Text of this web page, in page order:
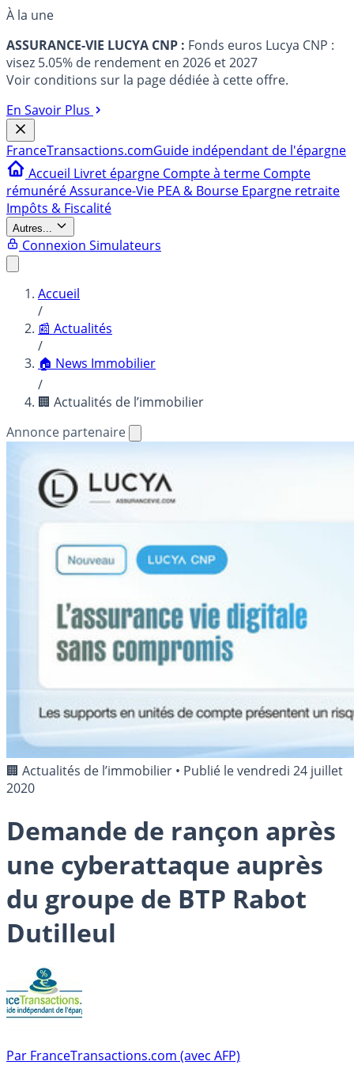
À la une
ASSURANCE-VIE LUCYA CNP : Fonds euros Lucya CNP :
visez 5.05% de rendement en 2026 et 2027
Voir conditions sur la page dédiée à cette offre.
En Savoir Plus
FranceTransactions.comGuide indépendant de l'épargne
Accueil Livret épargne Compte à terme Compte
rémunéréAssurance-Vie PEA & Bourse Epargne retraite
Impôts & Fiscalité
Autres...
Connexion Simulateurs
Accueil
/
📰 Actualités
/
🏠 News Immobilier
/
🏢 Actualités de l’immobilier
Annonce partenaire
🏢 Actualités de l’immobilier • Publié levendredi 24 juillet
2020
Demande de rançon après
une cyberattaque auprès
du groupe de BTP Rabot
Dutilleul
Par FranceTransactions.com (avec AFP)